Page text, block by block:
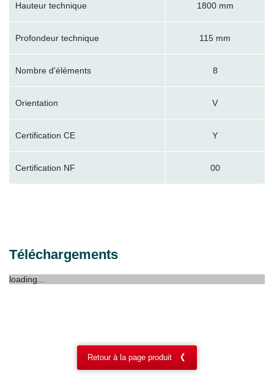
Hauteur technique 1800 mm
Profondeur technique 115 mm
Nombre d'éléments 8
Orientation V
Certification CE Y
Certification NF 00
Téléchargements
loading...
Retour à la page produit